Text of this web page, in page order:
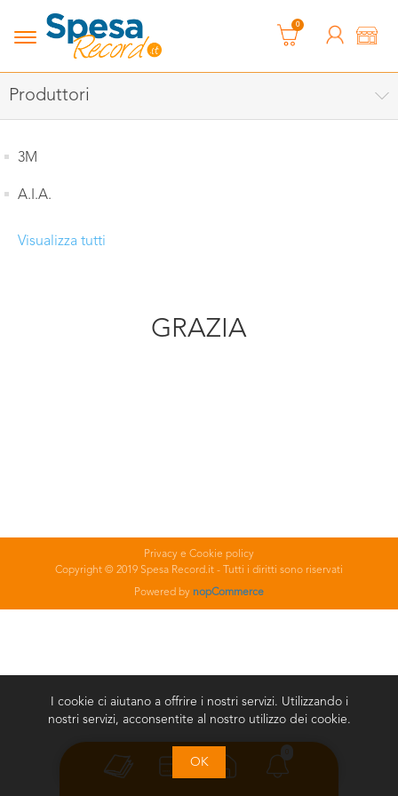
0
Produttori
3M
A.I.A.
Visualizza tutti
GRAZIA
Privacy e Cookie policy
Copyright © 2019 Spesa Record.it - Tutti i diritti sono riservati
Powered by nopCommerce
I cookie ci aiutano a offrire i nostri servizi. Utilizzando i
nostri servizi, acconsentite al nostro utilizzo dei cookie.
OK